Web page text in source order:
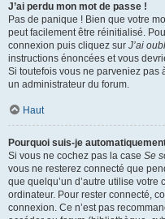
J’ai perdu mon mot de passe !
Pas de panique ! Bien que votre
peut facilement être réinitialisé.
connexion puis cliquez sur J’ai
instructions énoncées et vous
Si toutefois vous ne parveniez pas
un administrateur du forum.
Haut
Pourquoi suis-je
Si vous ne cochez pas la case Se
vous ne resterez connecté que
que quelqu’un d’autre utilise
ordinateur. Pour rester connecté,
connexion. Ce n’est pas